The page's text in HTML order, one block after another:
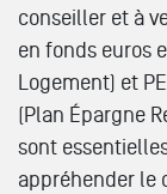
conseiller et à
en fonds euros
Logement) et
(Plan Épargne
sont
appréhender le